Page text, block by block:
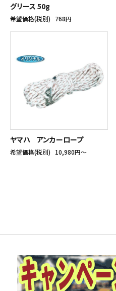
グリース 50g
希望価格(税別) 768円
ヤマハ アンカーロープ
希望価格(税別) 10,980円〜